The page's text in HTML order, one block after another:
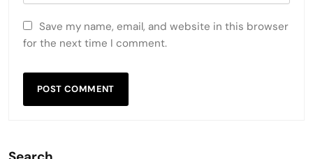
Save my name, email, and website in this browser
for the next time I comment.